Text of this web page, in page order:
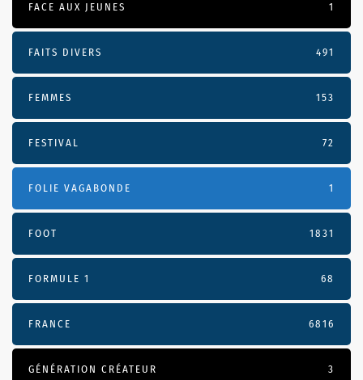
FACE AUX JEUNES 1
FAITS DIVERS 491
FEMMES 153
FESTIVAL 72
FOLIE VAGABONDE 1
FOOT 1831
FORMULE 1 68
FRANCE 6816
GÉNÉRATION CRÉATEUR 3